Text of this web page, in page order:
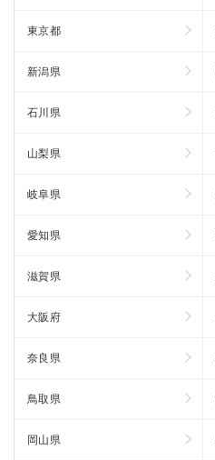
東京都
新潟県
石川県
山梨県
岐阜県
愛知県
滋賀県
大阪府
奈良県
鳥取県
岡山県